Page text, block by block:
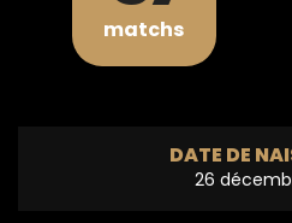
matchs
DATE DE
26